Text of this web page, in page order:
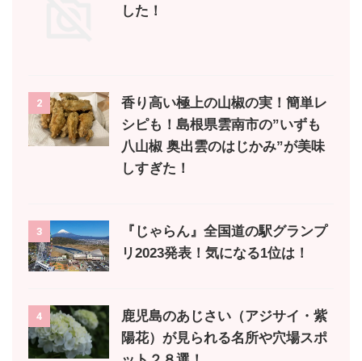
した！
2
香り高い極上の山椒の実！簡単レ
シピも！島根県雲南市の”いずも
八山椒 奥出雲のはじかみ”が美味
しすぎた！
3
『じゃらん』全国道の駅グランプ
リ2023発表！気になる1位は！
4
鹿児島のあじさい（アジサイ・紫
陽花）が見られる名所や穴場スポ